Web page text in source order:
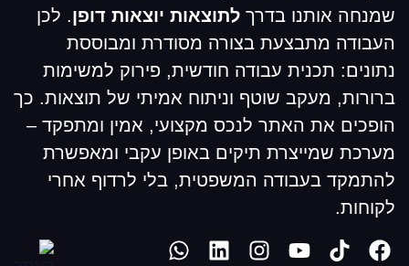
שמנחה אותנו בדרךלתוצאות יוצאות דופן. לכן
העבודה מתבצעת בצורה מסודרת ומבוססת
נתונים: תכנית עבודה חודשית, פירוק למשימות
ברורות, מעקב שוטף וניתוח אמיתי של תוצאות. כך
הופכים את האתר לנכס מקצועי, אמין ומתפקד –
מערכת שמייצרת תיקים באופן עקבי ומאפשרת
להתמקד בעבודה המשפטית, בלי לרדוף אחרי
לקוחות.